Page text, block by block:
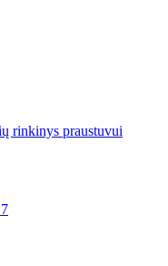
rinkinys praustuvui